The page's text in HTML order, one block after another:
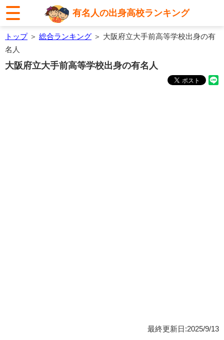
有名人の出身高校ランキング
トップ＞ 総合ランキング ＞ 大阪府立大手前高等学校出身の有
名人
大阪府立大手前高等学校出身の有名人
最終更新日:2025/9/13